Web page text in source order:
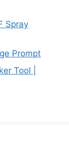
Spray
Prompt
Tool |